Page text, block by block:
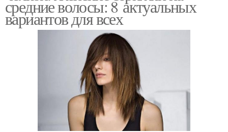
средние волосы: 8 актуальных
вариантов для всех